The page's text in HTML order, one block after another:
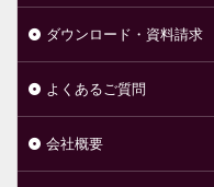
ダウンロード・資料請求
よくあるご質問
会社概要